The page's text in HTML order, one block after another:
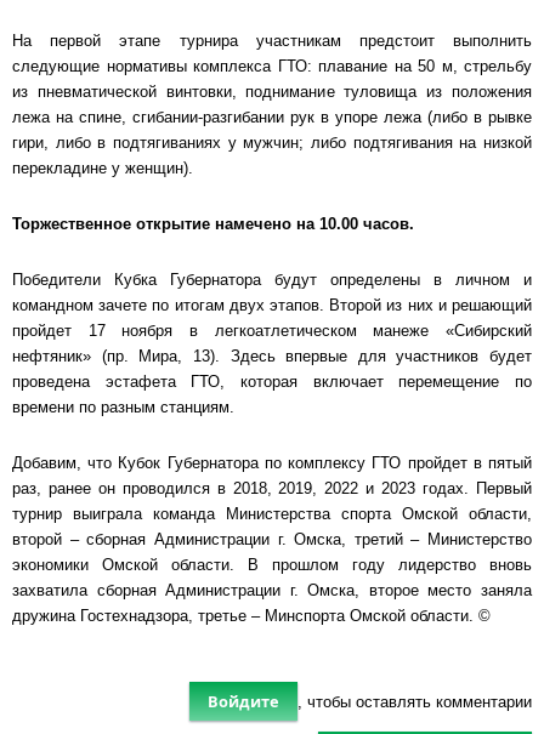
На первой этапе турнира участникам предстоит выполнить
следующие нормативы комплекса ГТО: плавание на 50 м, стрельбу
из пневматической винтовки, поднимание туловища из положения
лежа на спине, сгибании-разгибании рук в упоре лежа (либо в рывке
гири, либо в подтягиваниях у мужчин; либо подтягивания на низкой
перекладине у женщин).
Торжественное открытие намечено на 10.00 часов.
Победители Кубка Губернатора будут определены в личном и
командном зачете по итогам двух этапов. Второй из них и решающий
пройдет 17 ноября в легкоатлетическом манеже «Сибирский
нефтяник» (пр. Мира, 13). Здесь впервые для участников будет
проведена эстафета ГТО, которая включает перемещение по
времени по разным станциям.
Добавим, что Кубок Губернатора по комплексу ГТО пройдет в пятый
раз, ранее он проводился в 2018, 2019, 2022 и 2023 годах. Первый
турнир выиграла команда Министерства спорта Омской области,
второй – сборная Администрации г. Омска, третий – Министерство
экономики Омской области. В прошлом году лидерство вновь
захватила сборная Администрации г. Омска, второе место заняла
дружина Гостехнадзора, третье – Минспорта Омской области. ©
Войдите , чтобы оставлять комментарии